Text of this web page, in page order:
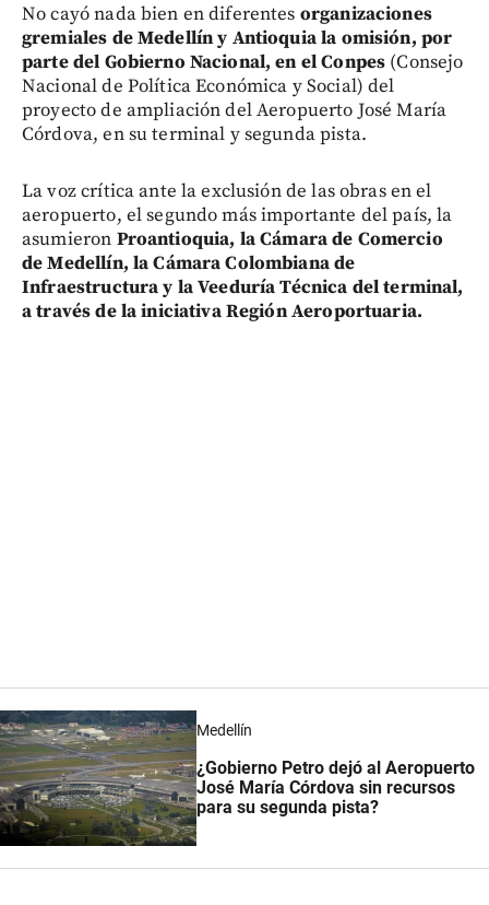
No cayó nada bien en diferentes organizaciones
gremiales de Medellín y Antioquia la omisión, por
parte del Gobierno Nacional, en el Conpes (Consejo
Nacional de Política Económica y Social) del
proyecto de ampliación del Aeropuerto José María
Córdova, en su terminal y segunda pista.
La voz crítica ante la exclusión de las obras en el
aeropuerto, el segundo más importante del país, la
asumieron Proantioquia, la Cámara de Comercio
de Medellín, la Cámara Colombiana de
Infraestructura y la Veeduría Técnica del terminal,
a través de la iniciativa Región Aeroportuaria.
Medellín
¿Gobierno Petro dejó al Aeropuerto
José María Córdova sin recursos
para su segunda pista?